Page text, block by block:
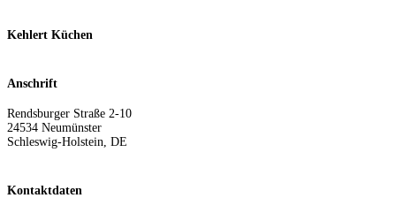
Kehlert Küchen
Anschrift
Rendsburger Straße 2-10
24534 Neumünster
Schleswig-Holstein, DE
Kontaktdaten